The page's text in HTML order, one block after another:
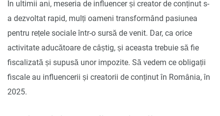
În ultimii ani, meseria de influencer și creator de conținut s-
a dezvoltat rapid, mulți oameni transformând pasiunea
pentru rețele sociale într-o sursă de venit. Dar, ca orice
activitate aducătoare de câștig, și aceasta trebuie să fie
fiscalizată și supusă unor impozite. Să vedem ce obligații
fiscale au influencerii și creatorii de conținut în România, în
2025.